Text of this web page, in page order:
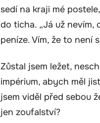
sedí na kraji mé
do ticha. „Já už nevím,
peníze. Vím, že to není
Zůstal jsem ležet,
impérium, abych měl
jsem viděl před sebou
jen zoufalství?